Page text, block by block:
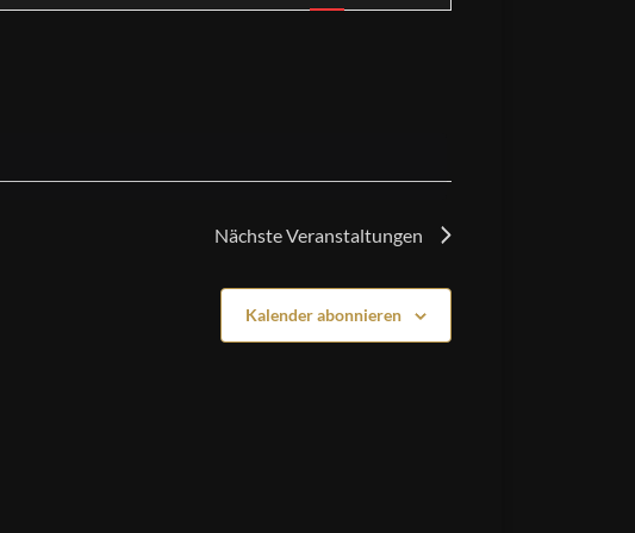
NächsteVeranstaltungen
Kalender abonnieren